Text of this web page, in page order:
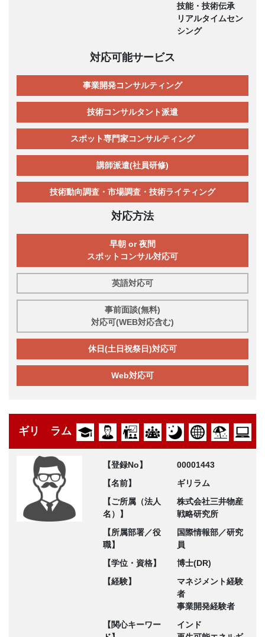
技能・技術伝承
リアルタイムセン
シング
対応可能サービス
事業開発コンサルティング
技術コンサルタント派遣
スポット専門家コンサルティング
講師派遣(社員研修)
技術動向調査・市場調査・技術ライティング
対応方法
早朝 or 夜間
スポットコンサル対応可
英語対応可
事前面談(無料)
対応可(WEB対応含む)
休日(土日祝祭日)対応可
Web対応可
ギリ ラム
【登録No】
00001443
【名前】
ギリラム
【ご所属（法人
名）】
株式会社三井物産
戦略研究所
【所属部署／役
職】
国際情報部／研究
員
【学位・資格】
博士(DR)
【経験】
マネジメント経験
者
事業開発経験者
【関心キーワー
インド